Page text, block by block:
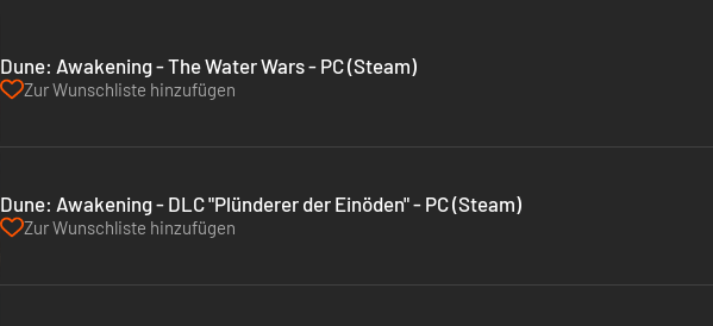
Dune: Awakening - The Water Wars - PC (Steam)
Zur Wunschliste hinzufügen
Dune: Awakening - DLC "Plünderer der Einöden" - PC (Steam)
Zur Wunschliste hinzufügen